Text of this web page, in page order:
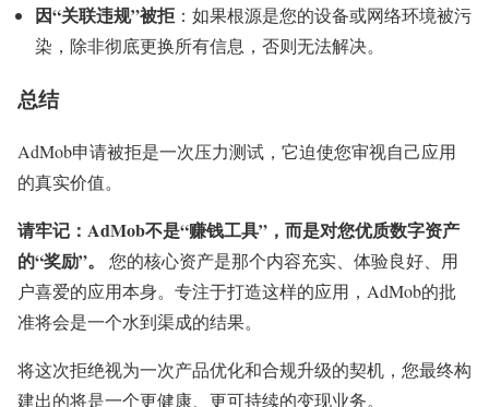
因“关联违规”被拒 ：如果根源是您的设备或网络环境被污
染，除非彻底更换所有信息，否则无法解决。
总结
AdMob申请被拒是一次压力测试，它迫使您审视自己应用
的真实价值。
请牢记：AdMob不是“赚钱工具”，而是对您优质数字资产
的“奖励”。
您的核心资产是那个内容充实、体验良好、用
户喜爱的应用本身。专注于打造这样的应用，AdMob的批
准将会是一个水到渠成的结果。
将这次拒绝视为一次产品优化和合规升级的契机，您最终构
建出的将是一个更健康、更可持续的变现业务。